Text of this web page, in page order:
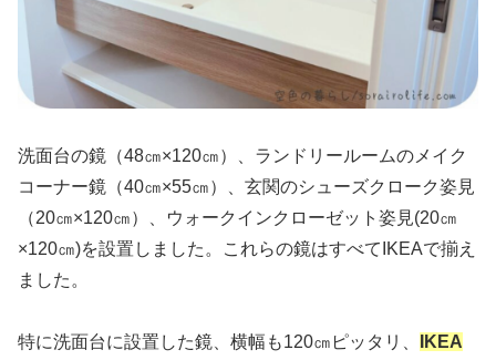
洗面台の鏡（48㎝×120㎝）、ランドリールームのメイク
コーナー鏡（40㎝×55㎝）、玄関のシューズクローク姿見
（20㎝×120㎝）、ウォークインクローゼット姿見(20㎝
×120㎝)を設置しました。これらの鏡はすべてIKEAで揃え
ました。
特に洗面台に設置した鏡、横幅も120㎝ピッタリ、
IKEA